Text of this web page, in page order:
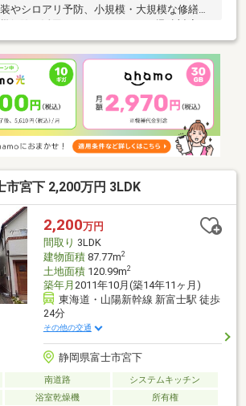
やシロアリ予防、小規模・大規模な修繕、
市宮下 2,200万円 3LDK
2,200万円
間取り 3LDK
建物面積87.77m2
土地面積120.99m2
築年月 2011年10月(築14年11ヶ月)
東海道・山陽新幹線 新富士駅 徒歩
24分
その他の交通
静岡県富士市宮下
南道路
システムキッチン
浴室乾燥機 所有権